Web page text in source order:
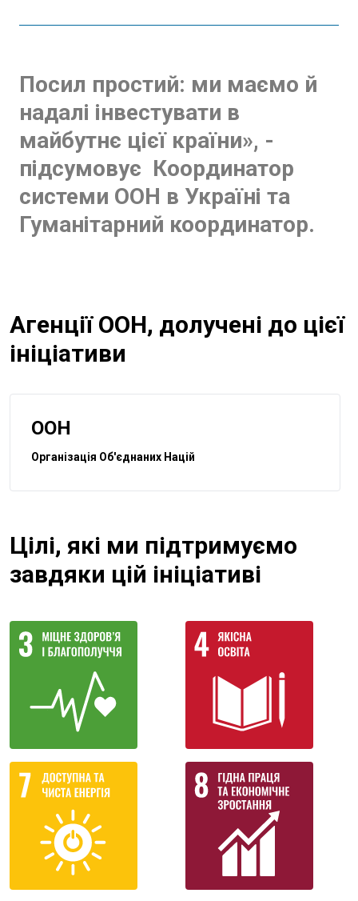
Посил простий: ми маємо й
надалі інвестувати в
майбутнє цієї країни», -
підсумовує Координатор
системи ООН в Україні та
Гуманітарний координатор.
Агенції ООН, долучені до цієї
ініціативи
ООН
Організація Об'єднаних Націй
Цілі, які ми підтримуємо
завдяки цій ініціативі